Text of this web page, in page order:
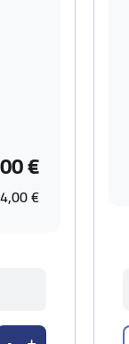
€
€